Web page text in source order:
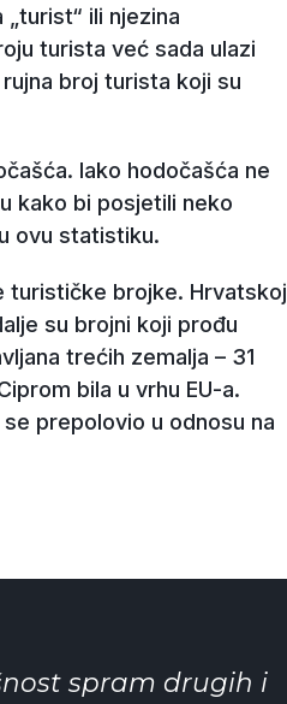
ili njezina
turista već sada ulazi
broj turista koji su
Iako hodočašća ne
kako bi posjetili neko
ovu statistiku.
turističke brojke. Hrvatskoj
su brojni koji prođu
trećih zemalja – 31
bila u vrhu EU-a.
prepolovio u odnosu na
spram drugih i